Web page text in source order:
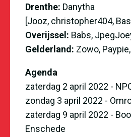
Drenthe: Danytha
[Jooz, christopher404,
Overijssel: Babs,
Gelderland: Zowo,
Agenda
zaterdag 2 april 2022 -
zondag 3 april 2022 -
zaterdag 9 april 2022 -
Enschede